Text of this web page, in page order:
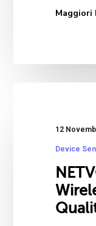
Maggiori
12
Device